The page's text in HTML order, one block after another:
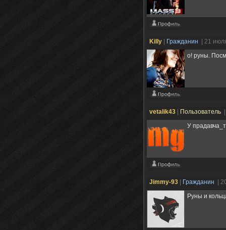
Killy Гражданин
| 21
о! руны.
vetalik43 Пользователь
У
Jimmy-93 Гражданин
|
Руны и